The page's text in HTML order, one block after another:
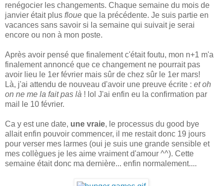
renégocier les changements. Chaque semaine du mois de
janvier était plus floue que la précédente. Je suis partie en
vacances sans savoir si la semaine qui suivait je serai
encore ou non à mon poste.
Après avoir pensé que finalement c'était foutu, mon n+1 m'a
finalement annoncé que ce changement ne pourrait pas
avoir lieu le 1er février mais sûr de chez sûr le 1er mars!
Là, j'ai attendu de nouveau d'avoir une preuve écrite : et oh
on ne me la fait pas là ! lol J'ai enfin eu la confirmation par
mail le 10 février.
Ca y est une date, une vraie, le processus du good bye
allait enfin pouvoir commencer, il me restait donc 19 jours
pour verser mes larmes (oui je suis une grande sensible et
mes collègues je les aime vraiment d'amour ^^). Cette
semaine était donc ma dernière... enfin normalement....